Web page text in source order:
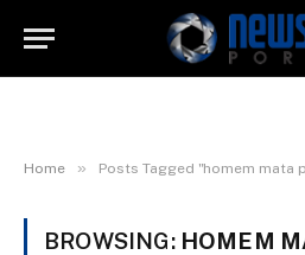
Home » Posts Tagged "homem mata
BROWSING: HOMEM